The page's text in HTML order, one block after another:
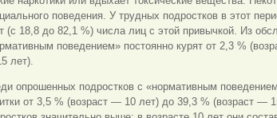
поведения. У трудных подростков в этот
(с 18,8 до 82,1 %) числа лиц с этой привычкой. Из
поведением» постоянно курят от 2,3 %
лет).
опрошенных подростков с «нормативным
от 3,5 % (возраст — 10 лет) до 39,3 % (возраст —